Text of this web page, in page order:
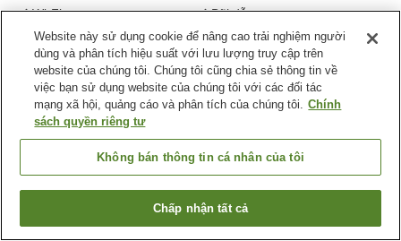
Wi-Fi
Bãi đỗ xe
Spa / Salon
Phòng tập gym
Trang chủ Hoa Kỳ Missouri Quận Taney Big Cedar Lodge
Tìm phòng trống
Website này sử dụng cookie để nâng cao trải nghiệm người
dùng và phân tích hiệu suất với lưu lượng truy cập trên
website của chúng tôi. Chúng tôi cũng chia sẻ thông tin về
việc bạn sử dụng website của chúng tôi với các đối tác
mạng xã hội, quảng cáo và phân tích của chúng tôi. Chính
sách quyền riêng tư
Không bán thông tin cá nhân của tôi
Chấp nhận tất cả